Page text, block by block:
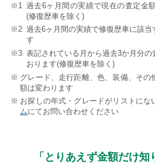
過去6ヶ月間の実績で現在の査定金
(修復歴車を除く)
過去6ヶ月間の実績で修復歴車に該
す
表記されている月から過去3か月分
おります(修復歴車を除く)
グレード、走行距離、色、装備、その
額は変わります
お探しの年式・グレードがリストにな
ムにてお問い合わせください
「とりあえず金額だけ知